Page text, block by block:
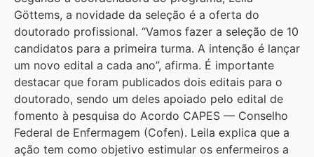
Göttems, a novidade da seleção é a oferta do
doutorado profissional. “Vamos fazer a seleção de 10
candidatos para a primeira turma. A intenção é lançar
um novo edital a cada ano”, afirma. É importante
destacar que foram publicados dois editais para o
doutorado, sendo um deles apoiado pelo edital de
fomento à pesquisa do Acordo CAPES — Conselho
Federal de Enfermagem (Cofen). Leila explica que a
ação tem como objetivo estimular os enfermeiros a